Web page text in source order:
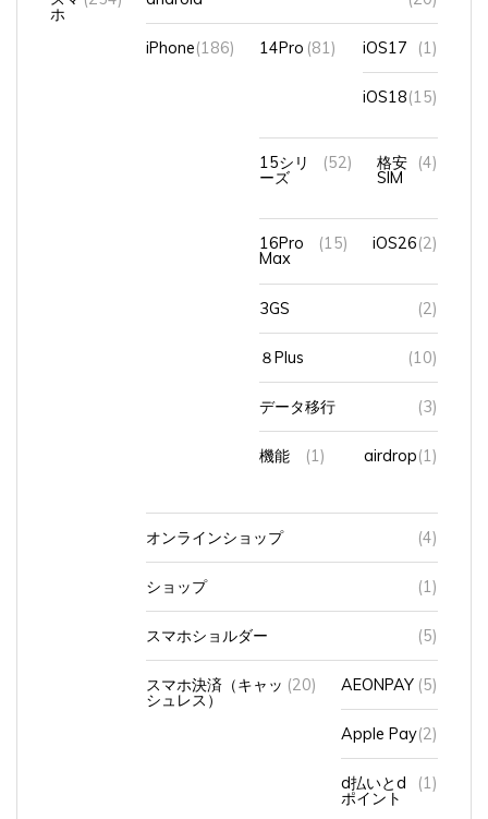
ホ
iPhone (186) 14Pro (81) iOS17 (1)
iOS18(15)
15シリ
ーズ
(52) 格安
SIM
(4)
16Pro
Max
(15) iOS26(2)
3GS (2)
８Plus (10)
データ移行 (3)
機能 (1) airdrop (1)
オンラインショップ (4)
ショップ (1)
スマホショルダー (5)
スマホ決済（キャッ
シュレス）
(20) AEONPAY (5)
Apple Pay(2)
d払いとd
ポイント
(1)